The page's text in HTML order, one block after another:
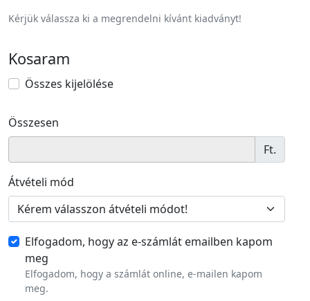
Kérjük válassza ki a megrendelni kívánt kiadványt!
Kosaram
Összes kijelölése
Összesen
Ft.
Átvételi mód
Elfogadom, hogy az e-számlát emailben kapom
meg
Elfogadom, hogy a számlát online, e-mailen kapom
meg.